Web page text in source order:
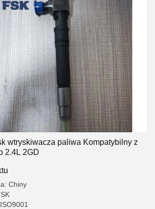
wtryskiwacza paliwa Kompatybilny z
2.4L 2GD
Chiny